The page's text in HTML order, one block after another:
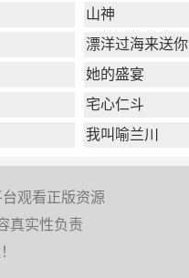
山神
漂洋过海来送你
她的盛宴
宅心仁斗
我叫喻兰川
观看正版资源
真实性负责